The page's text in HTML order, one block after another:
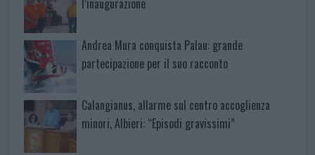
l’inaugurazione
Andrea Mura conquista Palau: grande
partecipazione per il suo racconto
Calangianus, allarme sul centro accoglienza
minori, Albieri: “Episodi gravissimi”